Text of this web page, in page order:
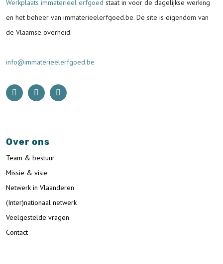
Werkplaats immaterieel erfgoed staat in voor de dagelijkse werking
en het beheer van immaterieelerfgoed.be. De site is eigendom van
de Vlaamse overheid.
info@immaterieelerfgoed.be
Over ons
Team & bestuur
Missie & visie
Netwerk in Vlaanderen
(Inter)nationaal netwerk
Veelgestelde vragen
Contact